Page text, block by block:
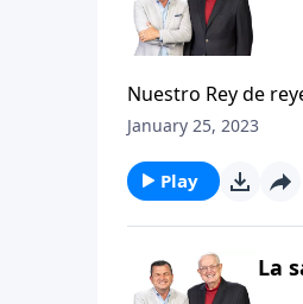
Nuestro Rey de
indiscutible
January 25, 2023
Play
La